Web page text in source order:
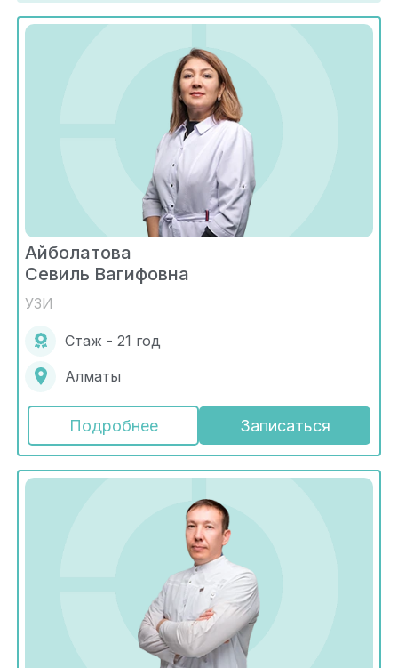
Айболатова
Севиль Вагифовна
УЗИ
Стаж - 21 год
Алматы
Подробнее Записаться